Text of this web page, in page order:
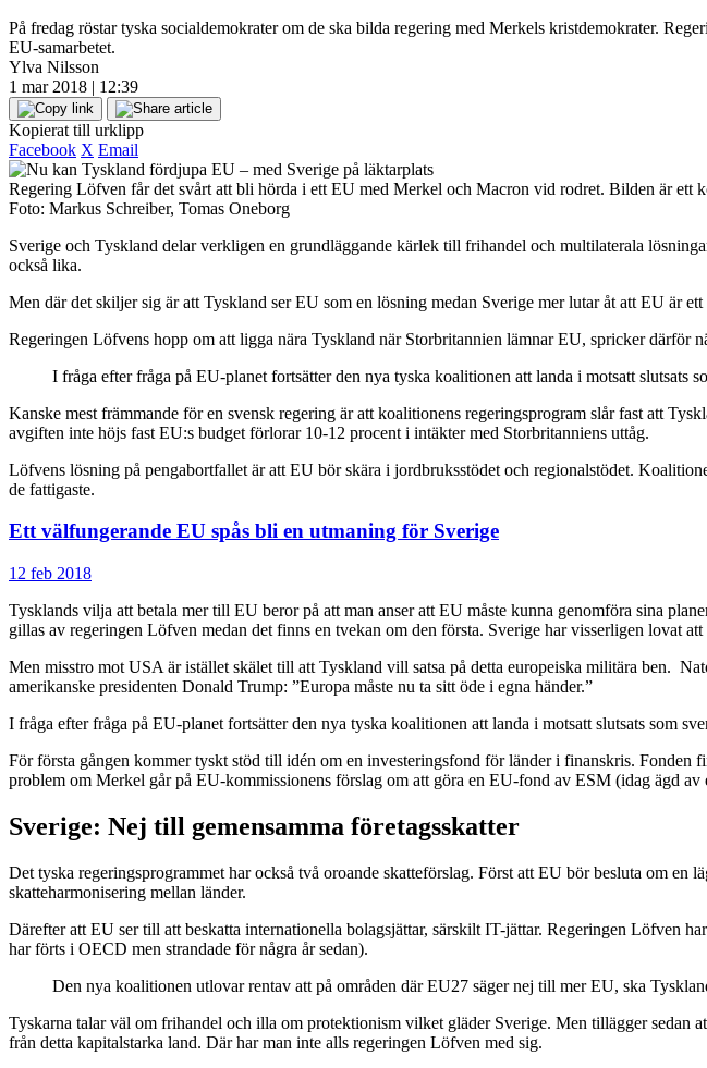
På fredag röstar tyska socialdemokrater om de ska bilda regering med Merkels kristdemokrater.
EU-samarbetet.
Ylva Nilsson
1 mar 2018 | 12:39
Kopierat till urklipp
Facebook X Email
Regering Löfven får det svårt att bli hörda i ett EU med Merkel och Macron vid rodret. Bilden är ett
Foto: Markus Schreiber, Tomas Oneborg
Sverige och Tyskland delar verkligen en grundläggande kärlek till frihandel och multilaterala
också lika.
Men där det skiljer sig är att Tyskland ser EU som en lösning medan Sverige mer lutar åt att EU är
Regeringen Löfvens hopp om att ligga nära Tyskland när Storbritannien lämnar EU, spricker därför
I fråga efter fråga på EU-planet fortsätter den nya tyska koalitionen att landa i motsatt slutsats
Kanske mest främmande för en svensk regering är att koalitionens regeringsprogram slår fast att
avgiften inte höjs fast EU:s budget förlorar 10-12 procent i intäkter med Storbritanniens uttåg.
Löfvens lösning på pengabortfallet är att EU bör skära i jordbruksstödet och regionalstödet.
de fattigaste.
Ett välfungerande EU spås bli en utmaning för Sverige
12 feb 2018
Tysklands vilja att betala mer till EU beror på att man anser att EU måste kunna genomföra sina
gillas av regeringen Löfven medan det finns en tvekan om den första. Sverige har visserligen lovat
Men misstro mot USA är istället skälet till att Tyskland vill satsa på detta europeiska militära ben.
amerikanske presidenten Donald Trump: ”Europa måste nu ta sitt öde i egna händer.”
I fråga efter fråga på EU-planet fortsätter den nya tyska koalitionen att landa i motsatt slutsats som
För första gången kommer tyskt stöd till idén om en investeringsfond för länder i finanskris.
problem om Merkel går på EU-kommissionens förslag om att göra en EU-fond av ESM (idag ägd
Sverige: Nej till gemensamma företagsskatter
Det tyska regeringsprogrammet har också två oroande skatteförslag. Först att EU bör besluta om
skatteharmonisering mellan länder.
Därefter att EU ser till att beskatta internationella bolagsjättar, särskilt IT-jättar. Regeringen Löfven
har förts i OECD men strandade för några år sedan).
Den nya koalitionen utlovar rentav att på områden där EU27 säger nej till mer EU, ska
Tyskarna talar väl om frihandel och illa om protektionism vilket gläder Sverige. Men tillägger sedan
från detta kapitalstarka land. Där har man inte alls regeringen Löfven med sig.